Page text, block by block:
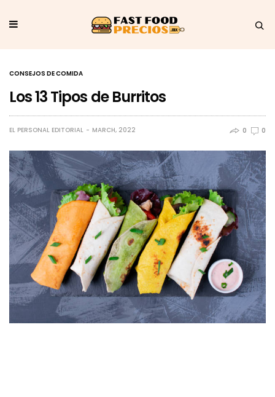
CONSEJOS DE COMIDA
Los 13 Tipos de Burritos
EL PERSONAL EDITORIAL MARCH, 2022 0 0